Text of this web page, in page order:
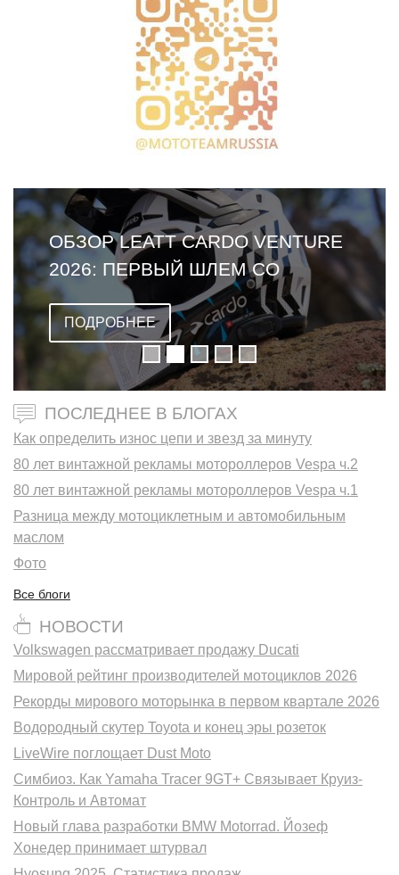
ОБЗОР LEATT CARDO VENTURE
2026: ПЕРВЫЙ ШЛЕМ СО
ВСТРОЕННОЙ ГАРНИТУРОЙ
ПОДРОБНЕЕ
ПОСЛЕДНЕЕ В БЛОГАХ
Как определить износ цепи и звезд за минуту
80 лет винтажной рекламы мотороллеров Vespa ч.2
80 лет винтажной рекламы мотороллеров Vespa ч.1
Разница между мотоциклетным и автомобильным
маслом
Фото
Все блоги
НОВОСТИ
Volkswagen рассматривает продажу Ducati
Мировой рейтинг производителей мотоциклов 2026
Рекорды мирового моторынка в первом квартале 2026
Водородный скутер Toyota и конец эры розеток
LiveWire поглощает Dust Moto
Симбиоз. Как Yamaha Tracer 9GT+ Связывает Круиз-
Контроль и Автомат
Новый глава разработки BMW Motorrad. Йозеф
Хонедер принимает штурвал